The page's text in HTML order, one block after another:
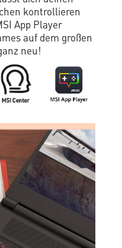
kontrollieren
App Player
auf dem großen
neu!